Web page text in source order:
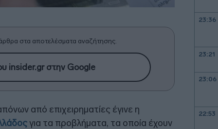
στα αποτελέσματα αναζήτησης.
insider.gr στην Google
από επιχειρηματίες έγινε η
για τα προβλήματα, τα οποία έχουν
23:36
23:21
23:06
22:53